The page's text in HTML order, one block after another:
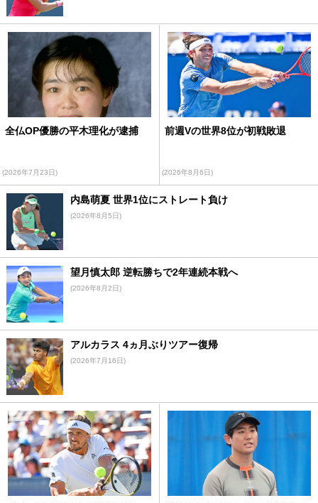
全仏OP優勝の平木理化が逮捕
(2026年7月23日)
前週Vの世界8位が初戦敗退
(2026年8月6日)
内島萌夏 世界1位にストレート負け
(2026年8月5日)
望月慎太郎 逆転勝ちで2年連続本戦へ
(2026年8月2日)
アルカラス 4ヵ月ぶりツアー復帰
(2026年7月16日)